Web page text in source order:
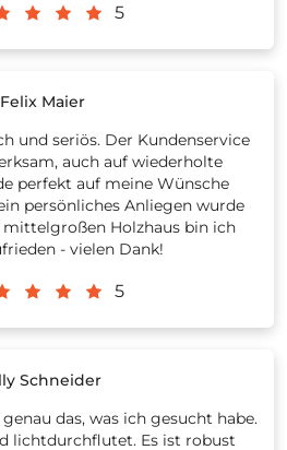
5
Felix Maier
und seriös. Der Kundenservice
auch auf wiederholte
perfekt auf meine Wünsche
persönliches Anliegen wurde
Holzhaus bin ich
- vielen Dank!
5
Schneider
genau das, was ich gesucht habe.
lichtdurchflutet. Es ist robust